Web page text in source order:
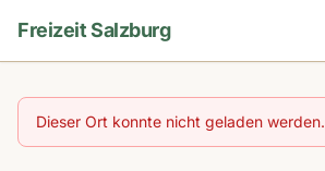
Freizeit Salzburg
Dieser Ort konnte nicht geladen werden.